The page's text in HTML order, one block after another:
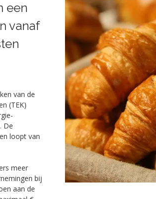
een
vanaf
van de
(TEK)
De
loopt van
meer
bij
aan de